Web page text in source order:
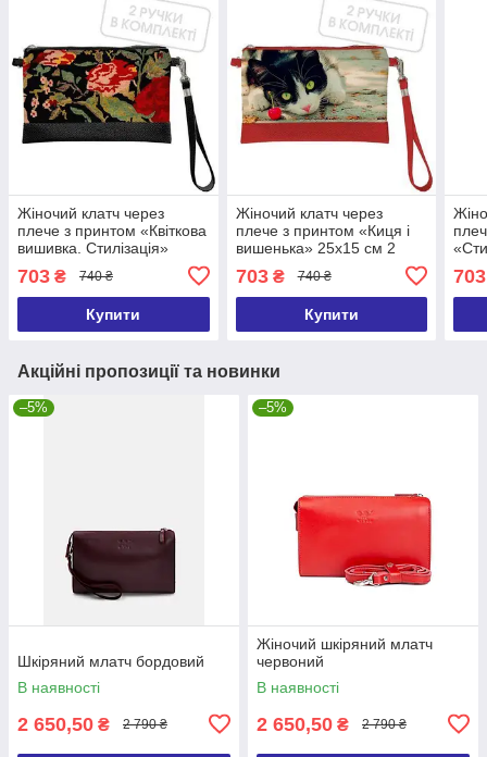
Жіночий клатч через
плече з принтом «Квіткова
вишивка. Стилізація»
комплекті
703 ₴ 740 ₴
Купити
Жіночий клатч через
плече з принтом «Киця і
вишенька» 25х15 см 2
703₴ 740 ₴
Купити
703
Акційні пропозиції та новинки
–5%
Шкіряний млатч бордовий
В наявності
2 650,50 ₴ 2 790 ₴
–5%
Жіночий шкіряний млатч
червоний
В наявності
2 650,50 ₴ 2 790 ₴